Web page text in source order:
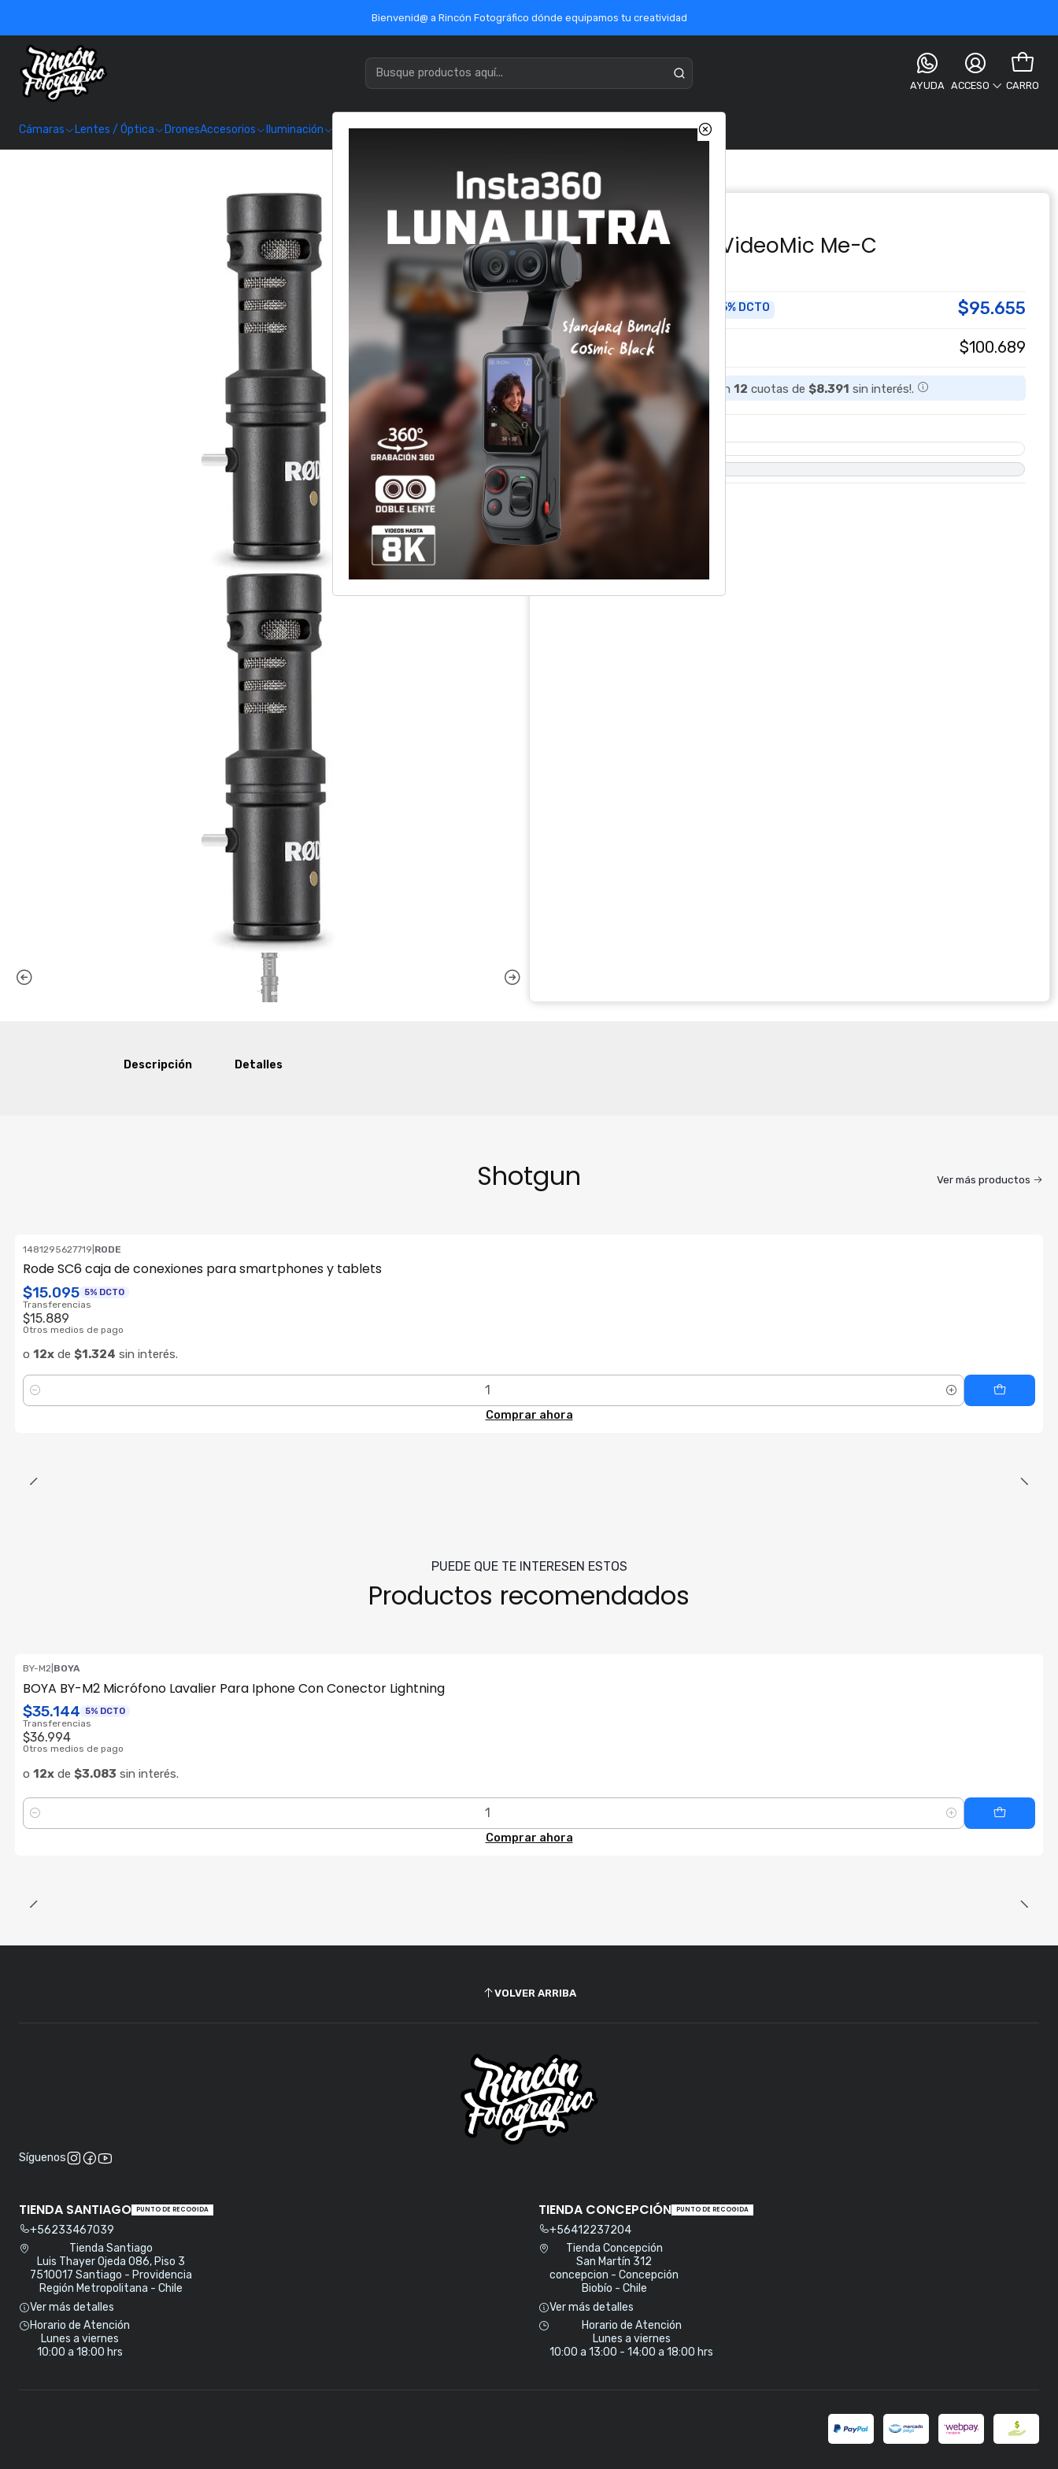
Bienvenid@ a Rincón Fotográfico dónde equipamos tu creatividad
AYUDA ACCESO CARRO
Cámaras Lentes / Óptica DronesAccesorios Iluminación Almacenamiento Marcas Ofertas / Outlet Mercado Público
Microfono Rode VideoMic Me-C
SKU: 66785128958309
Pago con transferencia 5% DCTO $95.655
Otros medios de pago $100.689
¡Paga hasta en12 cuotas de$8.391 sin interés!.
Disponibilidad
COMPARTIR ESTE PRODUCTO
Descripción Detalles
Shotgun Ver más productos
1481295627719 RODE
Rode SC6 caja de conexiones para smartphones y tablets
$15.095 5% DCTO
Transferencias
$15.889
Otros medios de pago
o 12xde $1.324 sin interés.
Cantidad
Comprar ahora
PUEDE QUE TE INTERESEN ESTOS
Productos recomendados
BY-M2| BOYA
BOYA BY-M2 Micrófono Lavalier Para Iphone Con Conector Lightning
$35.144 5% DCTO
Transferencias
$36.994
Otros medios de pago
o 12xde $3.083 sin interés.
Cantidad
Comprar ahora
VOLVER ARRIBA
Síguenos
TIENDA SANTIAGO PUNTO DE RECOGIDA
+56233467039
Tienda Santiago
Luis Thayer Ojeda 086, Piso 3
7510017 Santiago - Providencia
Región Metropolitana - Chile
Ver más detalles
Horario de Atención
Lunes a viernes
10:00 a 18:00 hrs
TIENDA CONCEPCIÓN PUNTO DE RECOGIDA
+56412237204
Tienda Concepción
San Martín 312
concepcion - Concepción
Biobío - Chile
Ver más detalles
Horario de Atención
Lunes a viernes
10:00 a 13:00 - 14:00 a 18:00 hrs